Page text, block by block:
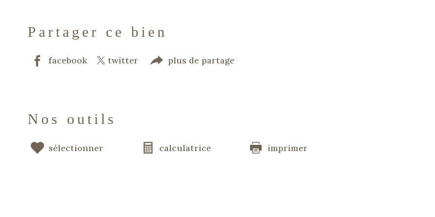
Partager ce bien
facebook twitter plus de partage
Nos outils
sélectionner calculatrice imprimer